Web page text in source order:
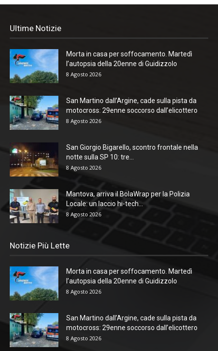
Ultime Notizie
Morta in casa per soffocamento. Martedì
l’autopsia della 20enne di Guidizzolo
8 Agosto 2026
San Martino dall’Argine, cade sulla pista da
motocross: 29enne soccorso dall’elicottero
8 Agosto 2026
San Giorgio Bigarello, scontro frontale nella
notte sulla SP 10: tre...
8 Agosto 2026
Mantova, arriva il BolaWrap per la Polizia
Locale: un laccio hi-tech...
8 Agosto 2026
Notizie Più Lette
Morta in casa per soffocamento. Martedì
l’autopsia della 20enne di Guidizzolo
8 Agosto 2026
San Martino dall’Argine, cade sulla pista da
motocross: 29enne soccorso dall’elicottero
8 Agosto 2026